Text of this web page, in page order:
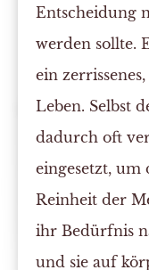
Entscheidung
werden sollte.
ein
Leben. Selbst
dadurch oft
eingesetzt, um
Reinheit der
ihr Bedürfnis
und sie auf